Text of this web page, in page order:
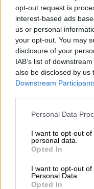
opt-out request is
interest-based ads
us or personal
your opt-out. You may
disclosure of your
IAB’s list of
also be disclosed by us
Downstream
Please note that this
not limited to your visit
grant or deny consent
use your data for
consent section.
Personal Data
I want to opt-out
personal data.
Opted In
I want to opt-out
Personal Data.
Opted In
Στο επίκεντρο
ηγεσία του
Κόμματος (CHP)
την άδικη
ανοιχτή έκκληση
όρους
ΔΙΑΒΑΣΤΕ
Κόσμος|
Στήριξη
Ιμάμογλου -